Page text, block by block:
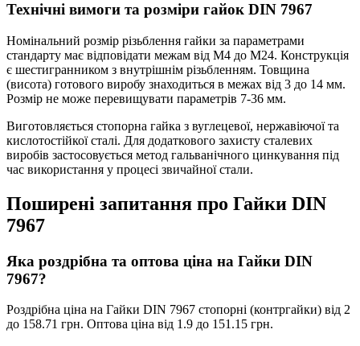
Технічні вимоги та розміри гайок DIN 7967
Номінальний розмір різьблення гайки за параметрами
стандарту має відповідати межам від М4 до М24. Конструкція
є шестигранником з внутрішнім різьбленням. Товщина
(висота) готового виробу знаходиться в межах від 3 до 14 мм.
Розмір не може перевищувати параметрів 7-36 мм.
Виготовляється стопорна гайка з вуглецевої, нержавіючої та
кислотостійкої сталі. Для додаткового захисту сталевих
виробів застосовується метод гальванічного цинкування під
час використання у процесі звичайної стали.
Поширені запитання про Гайки DIN
7967
Яка роздрібна та оптова ціна на Гайки DIN
7967?
Роздрібна ціна на Гайки DIN 7967 стопорні (контргайки) від 2
до 158.71 грн. Оптова ціна від 1.9 до 151.15 грн.